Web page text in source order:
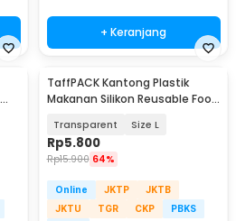
+ Keranjang
TaffPACK Kantong Plastik
Makanan Silikon Reusable Food
Transparent Size L
Rp5.800
Rp15.900 64%
Online JKTP
JKTB
JKTU
TGR CKP
PBKS